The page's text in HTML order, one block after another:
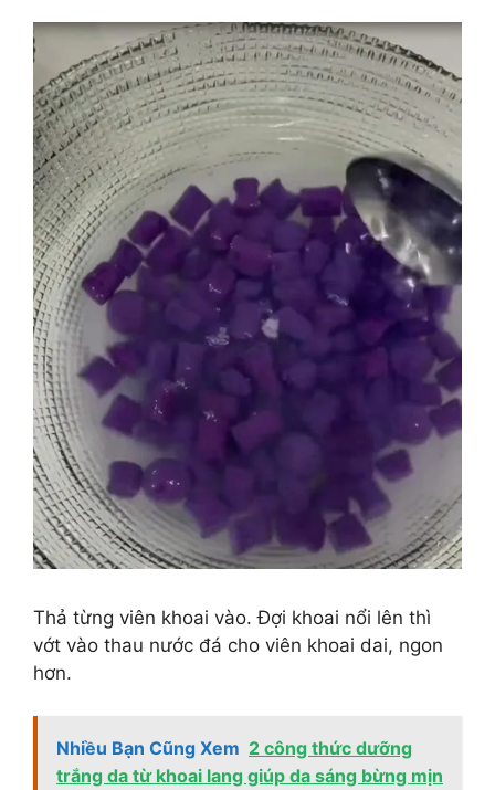
Thả từng viên khoai vào. Đợi khoai nổi lên thì
vớt vào thau nước đá cho viên khoai dai, ngon
hơn.
Nhiều Bạn Cũng Xem 2 công thức dưỡng
trắng da từ khoai lang giúp da sáng bừng mịn